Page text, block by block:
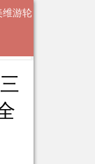
维游轮